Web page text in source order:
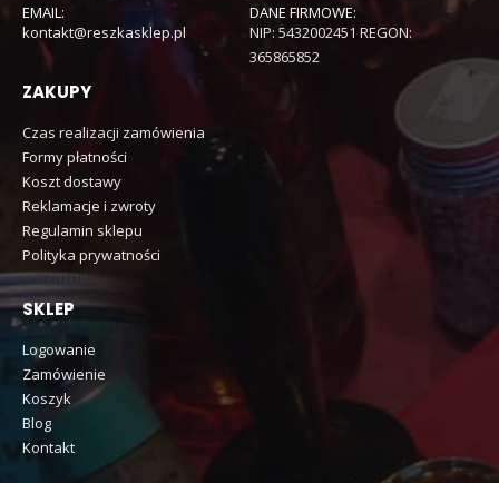
EMAIL:
kontakt@reszkasklep.pl
DANE FIRMOWE:
NIP: 5432002451 REGON:
365865852
ZAKUPY
Czas realizacji zamówienia
Formy płatności
Koszt dostawy
Reklamacje i zwroty
Regulamin sklepu
Polityka prywatności
SKLEP
Logowanie
Zamówienie
Koszyk
Blog
Kontakt